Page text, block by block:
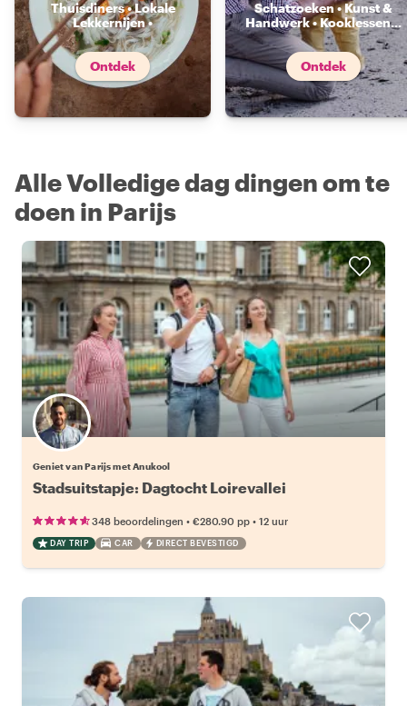
Thuisdiners • Lokale
Lekkernijen •
Voedselmarkten...
Ontdek
Schatzoeken • Kunst &
Handwerk • Kooklessen...
Ontdek
Alle Volledige dag dingen om te
doen in Parijs
Geniet van Parijs met Anukool
Stadsuitstapje: Dagtocht Loirevallei
348 beoordelingen • €280.90 pp • 12 uur
DAY TRIP CAR DIRECT BEVESTIGD